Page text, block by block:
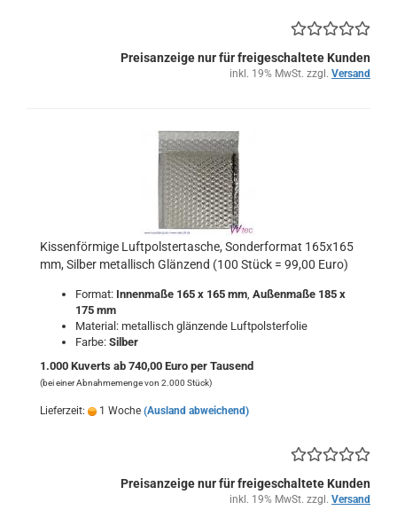
Preisanzeige nur für freigeschaltete Kunden
inkl. 19% MwSt. zzgl. Versand
Kissenförmige Luftpolstertasche, Sonderformat 165x165
mm, Silber metallisch Glänzend (100 Stück = 99,00 Euro)
Format: Innenmaße 165 x 165 mm, Außenmaße 185 x
175 mm
Material: metallisch glänzende Luftpolsterfolie
Farbe: Silber
1.000 Kuverts ab 740,00 Euro per Tausend
(bei einer Abnahmemenge von 2.000 Stück)
Lieferzeit: 1 Woche (Ausland abweichend)
Preisanzeige nur für freigeschaltete Kunden
inkl. 19% MwSt. zzgl. Versand